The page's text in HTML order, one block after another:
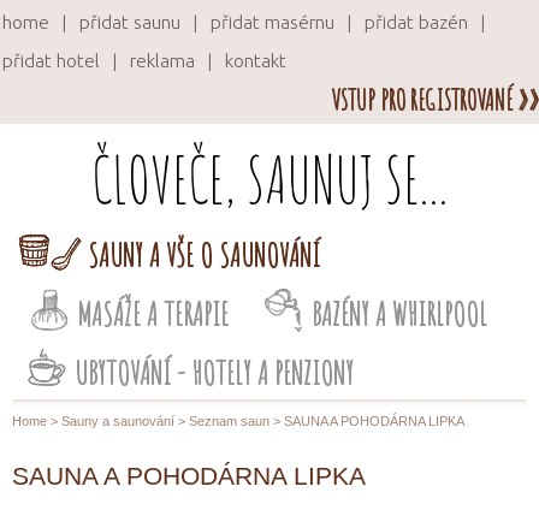
home přidat saunu přidat masérnu
přidat bazén
přidat hotel
reklama kontakt
VSTUP PRO REGISTROVANÉ »»
ČLOVEČE, SAUNUJ SE...
SAUNY A VŠE O SAUNOVÁNÍ
MASÁŽE A TERAPIE
BAZÉNY A WHIRLPOOL
UBYTOVÁNÍ - HOTELY A PENZIONY
Home > Sauny a saunování > Seznam saun > SAUNA A POHODÁRNA LIPKA
SAUNA A POHODÁRNA LIPKA